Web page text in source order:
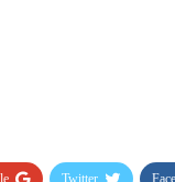
Twitter